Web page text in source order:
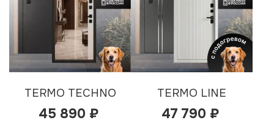
TERMO TECHNO
45 890 ₽
TERMO LINE
47 790 ₽